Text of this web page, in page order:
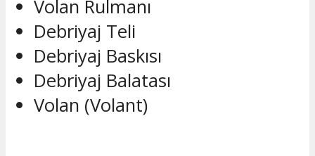
Volan Rulmanı
Debriyaj Teli
Debriyaj Baskısı
Debriyaj Balatası
Volan (Volant)